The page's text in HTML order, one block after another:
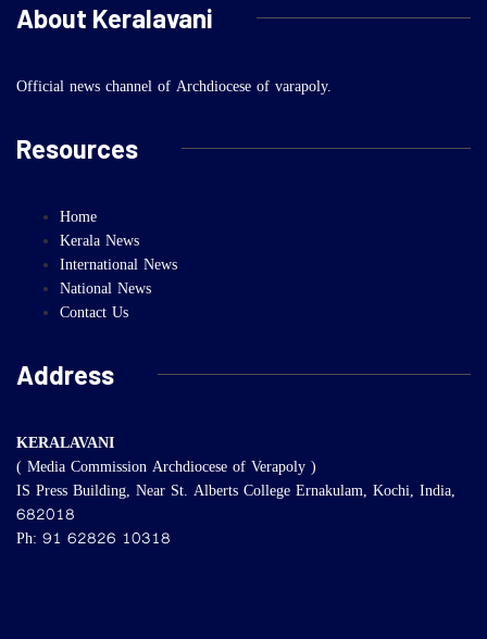
About Keralavani
Official news channel of Archdiocese of varapoly.
Resources
Home
Kerala News
International News
National News
Contact Us
Address
KERALAVANI
( Media Commission Archdiocese of Verapoly )
IS Press Building, Near St. Alberts College Ernakulam, Kochi, India,
682018
Ph: 91 62826 10318